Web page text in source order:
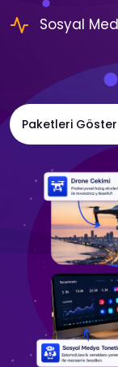
Sosyal
Paketleri Göster